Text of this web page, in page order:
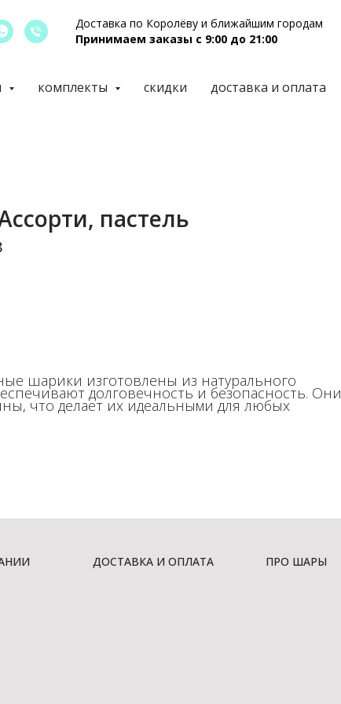
Доставка по Королёву и ближайшим городам
Принимаем заказы с 9:00 до 21:00
комплекты скидки доставка и оплата
пастель
шарики изготовлены из натурального
долговечность и безопасность. Они
что делает их идеальными для любых
ДОСТАВКА И ОПЛАТА ПРО ШАРЫ